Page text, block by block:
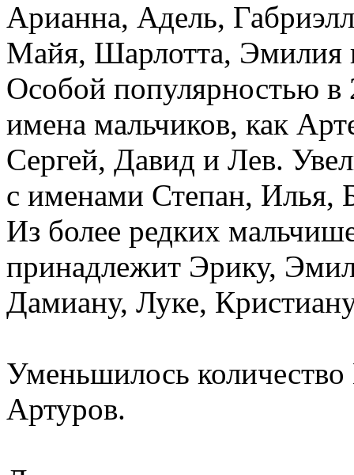
Арианна, Адель,
Майя, Шарлотта, Эмилия
Особой популярностью в
имена мальчиков, как
Сергей, Давид и Лев.
с именами Степан, Илья,
Из более редких
принадлежит Эрику,
Дамиану, Луке,
Уменьшилось
Артуров.